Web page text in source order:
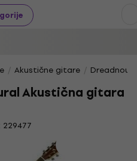
Akustične gitare
Akustična gitara
229477